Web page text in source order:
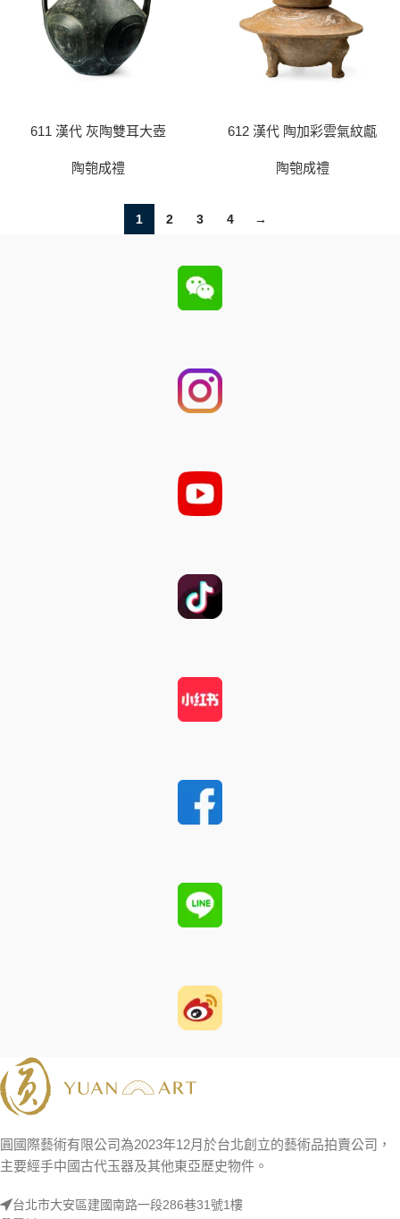
611 漢代 灰陶雙耳大壺
陶匏成禮
612 漢代 陶加彩雲氣紋甗
陶匏成禮
1 2 3 4 →
圓國際藝術有限公司為2023年12月於台北創立的藝術品拍賣公司，
主要經手中國古代玉器及其他東亞歷史物件。
台北市大安區建國南路一段286巷31號1樓